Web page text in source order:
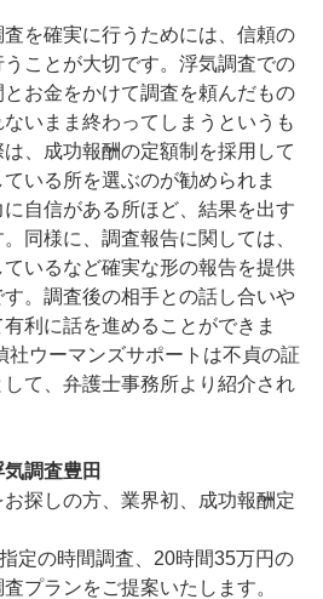
を確実に行うためには、信頼の
ことが大切です。浮気調査での
お金をかけて調査を頼んだもの
いまま終わってしまうというも
、成功報酬の定額制を採用して
いる所を選ぶのが勧められま
自信がある所ほど、結果を出す
同様に、調査報告に関しては、
いるなど確実な形の報告を提供
。調査後の相手との話し合いや
利に話を進めることができま
社ウーマンズサポートは不貞の証
て、弁護士事務所より紹介され
調査豊田
探しの方、業界初、成功報酬定
定の時間調査、20時間35万円の
プランをご提案いたします。